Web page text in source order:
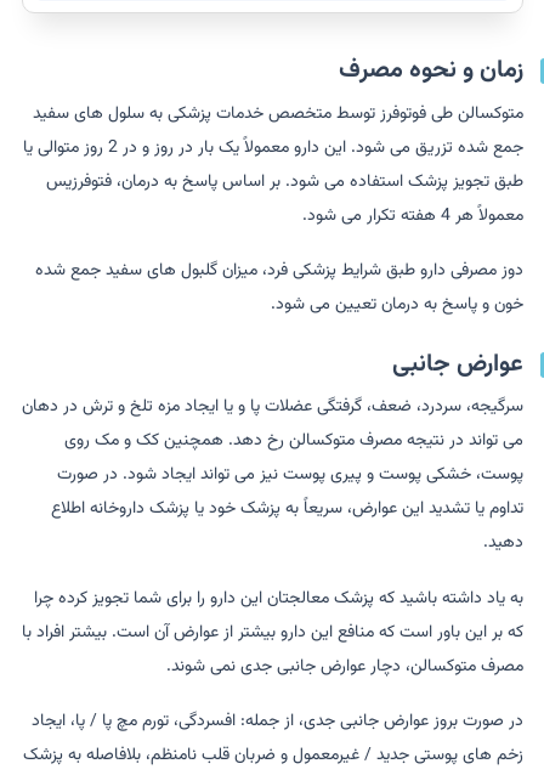
زمان و نحوه مصرف
متوکسالن طی فوتوفرز توسط متخصص خدمات پزشکی به سلول های سفید
جمع شده تزریق می شود. این دارو معمولاً یک بار در روز و در 2 روز متوالی یا
طبق تجویز پزشک استفاده می شود. بر اساس پاسخ به درمان، فتوفرزیس
معمولاً هر 4 هفته تکرار می شود.
دوز مصرفی دارو طبق شرایط پزشکی فرد، میزان گلبول های سفید جمع شده
خون و پاسخ به درمان تعیین می شود.
عوارض جانبی
سرگیجه، سردرد، ضعف، گرفتگی عضلات پا و یا ایجاد مزه تلخ و ترش در دهان
می تواند در نتیجه مصرف متوکسالن رخ دهد. همچنین کک و مک روی
پوست، خشکی پوست و پیری پوست نیز می تواند ایجاد شود. در صورت
تداوم یا تشدید این عوارض، سریعاً به پزشک خود یا پزشک داروخانه اطلاع
دهید.
به یاد داشته باشید که پزشک معالجتان این دارو را برای شما تجویز کرده چرا
که بر این باور است که منافع این دارو بیشتر از عوارض آن است. بیشتر افراد با
مصرف متوکسالن، دچار عوارض جانبی جدی نمی شوند.
در صورت بروز عوارض جانبی جدی، از جمله: افسردگی، تورم مچ پا / پا، ایجاد
زخم های پوستی جدید / غیرمعمول و ضربان قلب نامنظم، بلافاصله به پزشک